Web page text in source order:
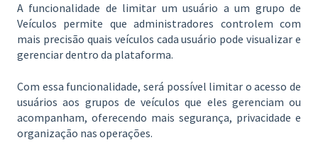
A funcionalidade de limitar um usuário a um grupo de
Veículos permite que administradores controlem com
mais precisão quais veículos cada usuário pode visualizar e
gerenciar dentro da plataforma.
Com essa funcionalidade, será possível limitar o acesso de
usuários aos grupos de veículos que eles gerenciam ou
acompanham, oferecendo mais segurança, privacidade e
organização nas operações.